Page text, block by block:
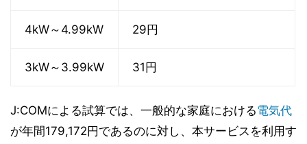
4kW～4.99kW 29円
3kW～3.99kW 31円
J:COMによる試算では、一般的な家庭における電気代
が年間179,172円であるのに対し、本サービスを利用す